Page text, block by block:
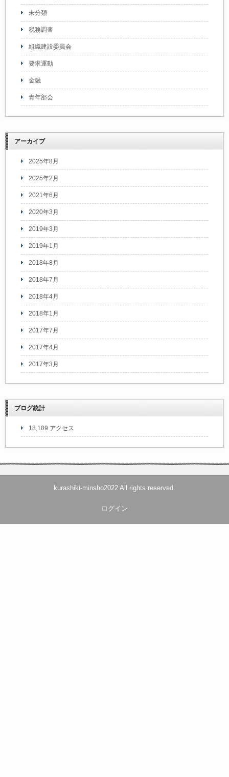
未分類
税務調査
組織建設委員会
要求運動
金融
青年部会
アーカイブ
2025年8月
2025年2月
2021年6月
2020年3月
2019年3月
2019年1月
2018年8月
2018年7月
2018年4月
2018年1月
2017年7月
2017年4月
2017年3月
ブログ統計
18,109 アクセス
kurashiki-minsho2022 All rights reserved.
ログイン